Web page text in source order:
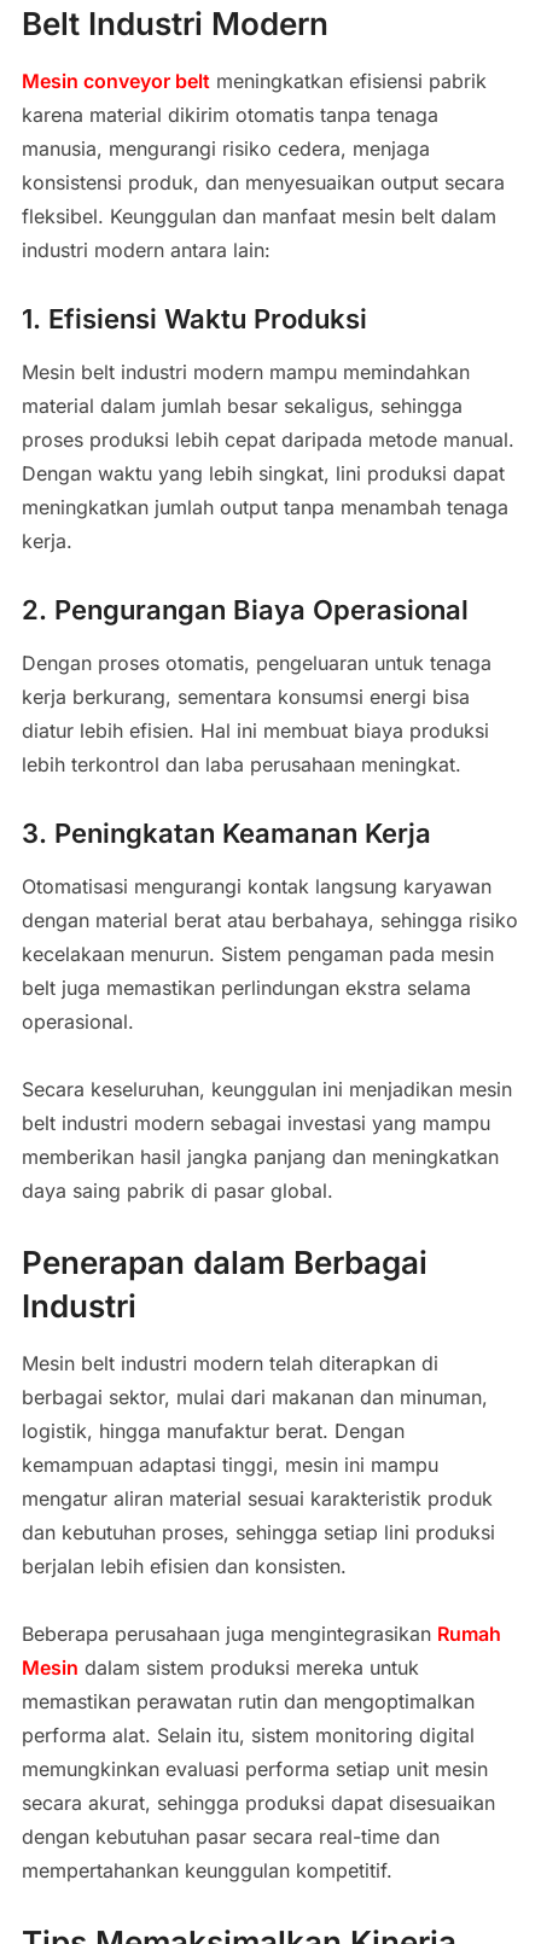
Belt Industri Modern
Mesin conveyor beltmeningkatkan efisiensi pabrik
karena material dikirim otomatis tanpa tenaga
manusia, mengurangi risiko cedera, menjaga
konsistensi produk, dan menyesuaikan output secara
fleksibel. Keunggulan dan manfaat mesin belt dalam
industri modern antara lain:
1. Efisiensi Waktu Produksi
Mesin belt industri modern mampu memindahkan
material dalam jumlah besar sekaligus, sehingga
proses produksi lebih cepat daripada metode manual.
Dengan waktu yang lebih singkat, lini produksi dapat
meningkatkan jumlah output tanpa menambah tenaga
kerja.
2. Pengurangan Biaya Operasional
Dengan proses otomatis, pengeluaran untuk tenaga
kerja berkurang, sementara konsumsi energi bisa
diatur lebih efisien. Hal ini membuat biaya produksi
lebih terkontrol dan laba perusahaan meningkat.
3. Peningkatan Keamanan Kerja
Otomatisasi mengurangi kontak langsung karyawan
dengan material berat atau berbahaya, sehingga risiko
kecelakaan menurun. Sistem pengaman pada mesin
belt juga memastikan perlindungan ekstra selama
operasional.
Secara keseluruhan, keunggulan ini menjadikan mesin
belt industri modern sebagai investasi yang mampu
memberikan hasil jangka panjang dan meningkatkan
daya saing pabrik di pasar global.
Penerapan dalam Berbagai
Industri
Mesin belt industri modern telah diterapkan di
berbagai sektor, mulai dari makanan dan minuman,
logistik, hingga manufaktur berat. Dengan
kemampuan adaptasi tinggi, mesin ini mampu
mengatur aliran material sesuai karakteristik produk
dan kebutuhan proses, sehingga setiap lini produksi
berjalan lebih efisien dan konsisten.
Beberapa perusahaan juga mengintegrasikan Rumah
Mesin dalam sistem produksi mereka untuk
memastikan perawatan rutin dan mengoptimalkan
performa alat. Selain itu, sistem monitoring digital
memungkinkan evaluasi performa setiap unit mesin
secara akurat, sehingga produksi dapat disesuaikan
dengan kebutuhan pasar secara real-time dan
mempertahankan keunggulan kompetitif.